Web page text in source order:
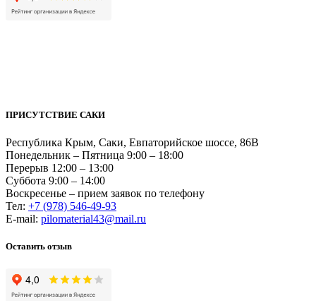
ПРИСУТСТВИЕ САКИ
Республика Крым, Саки, Евпаторийское шоссе, 86В
Понедельник – Пятница 9:00 – 18:00
Перерыв 12:00 – 13:00
Суббота 9:00 – 14:00
Воскресенье – прием заявок по телефону
Тел: +7 (978) 546-49-93
Е-mail: pilomaterial43@mail.ru
Оставить отзыв